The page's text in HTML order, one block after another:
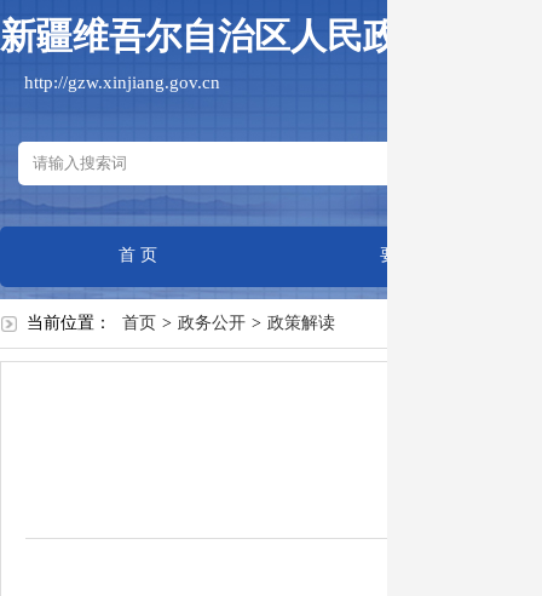
新疆维吾尔自治区人民政府国有
http://gzw.xinjiang.gov.cn
首 页 要闻动态
当前位置： 首页 > 政务公开 > 政策解读